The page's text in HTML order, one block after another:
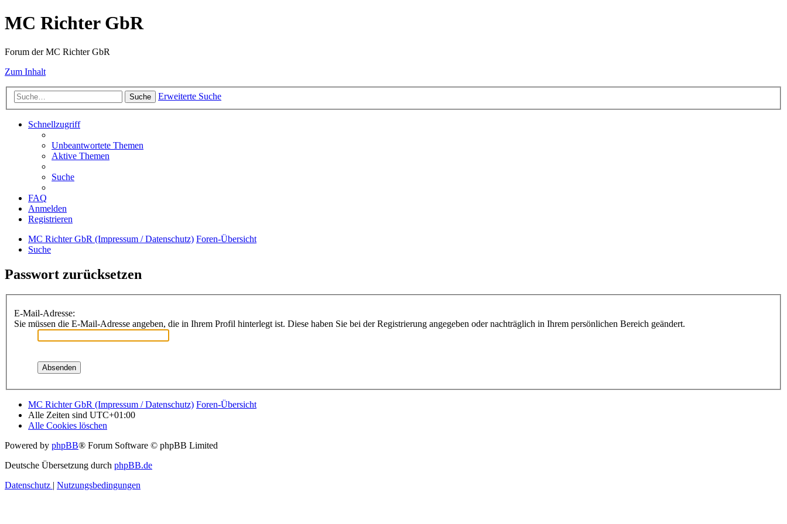
MC Richter GbR
Forum der MC Richter GbR
Zum Inhalt
Suche Erweiterte Suche
Schnellzugriff
Unbeantwortete Themen
Aktive Themen
Suche
FAQ
Anmelden
Registrieren
MC Richter GbR (Impressum / Datenschutz) Foren-Übersicht
Suche
Passwort zurücksetzen
E-Mail-Adresse:
Sie müssen die E-Mail-Adresse angeben, die in Ihrem Profil hinterlegt ist. Diese haben Sie bei der Registrierung angegeben oder nachträglich in Ihrem persönlichen Bereich geändert.
MC Richter GbR (Impressum / Datenschutz) Foren-Übersicht
Alle Zeiten sind UTC+01:00
Alle Cookies löschen
Powered by phpBB® Forum Software © phpBB Limited
Deutsche Übersetzung durch phpBB.de
Datenschutz | Nutzungsbedingungen